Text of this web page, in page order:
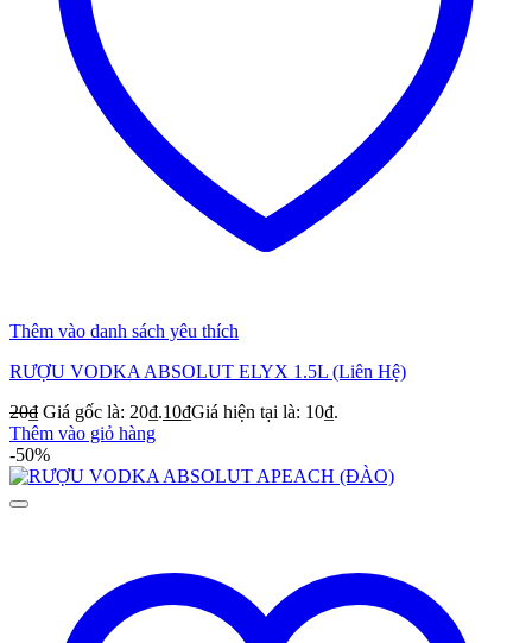
Thêm vào danh sách yêu thích
RƯỢU VODKA ABSOLUT ELYX 1.5L (Liên Hệ)
20₫ Giá gốc là: 20₫.10₫Giá hiện tại là: 10₫.
Thêm vào giỏ hàng
-50%